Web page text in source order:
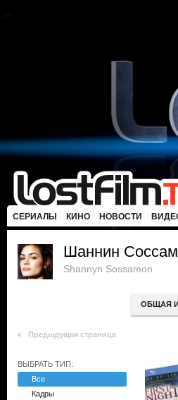
СЕРИАЛЫ КИНО НОВОСТИ
Шаннин
Shannyn Sossamon
ОБЩАЯ
Предыдущая страница
ВЫБРАТЬ ТИП:
Все
Кадры